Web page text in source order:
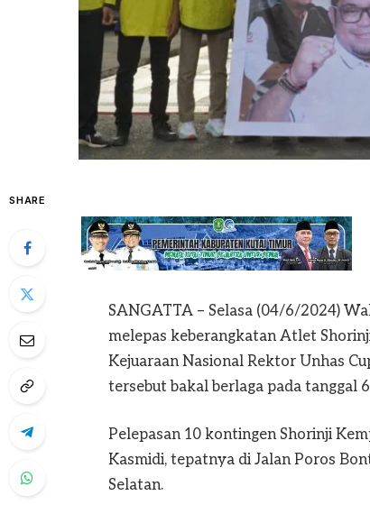
SHARE
SANGATTA – Selasa (04/6/2024)
melepas keberangkatan Atlet
Kejuaraan Nasional Rektor Unhas
tersebut bakal berlaga pada tanggal
Pelepasan 10 kontingen Shorinji
Kasmidi, tepatnya di Jalan Poros
Selatan.